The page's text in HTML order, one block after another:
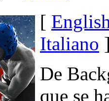
[
Italiano
De
que se